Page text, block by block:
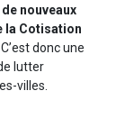
nouveaux
la Cotisation
C’est donc une
lutter
villes.